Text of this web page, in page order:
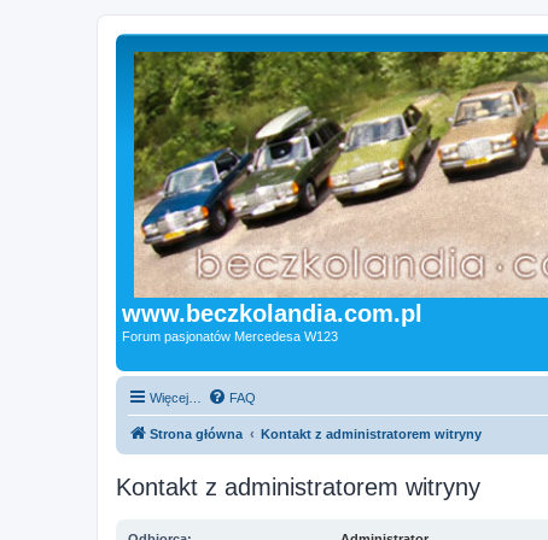
www.beczkolandia.com.pl
Forum pasjonatów Mercedesa W123
Więcej… FAQ
Strona główna Kontakt z administratorem witryny
Kontakt z administratorem witryny